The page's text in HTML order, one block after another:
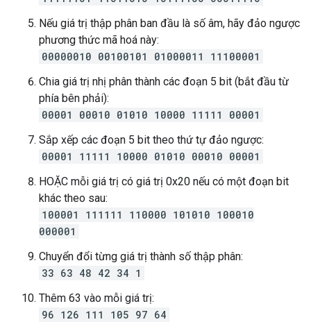
Nếu giá trị thập phân ban đầu là số âm, hãy đảo ngược
phương thức mã hoá này:
00000010 00100101 01000011 11100001
Chia giá trị nhị phân thành các đoạn 5 bit (bắt đầu từ
phía bên phải):
00001 00010 01010 10000 11111 00001
Sắp xếp các đoạn 5 bit theo thứ tự đảo ngược:
00001 11111 10000 01010 00010 00001
HOẶC mỗi giá trị có giá trị 0x20 nếu có một đoạn bit
khác theo sau:
100001 111111 110000 101010 100010
000001
Chuyển đổi từng giá trị thành số thập phân:
33 63 48 42 34 1
Thêm 63 vào mỗi giá trị:
96 126 111 105 97 64